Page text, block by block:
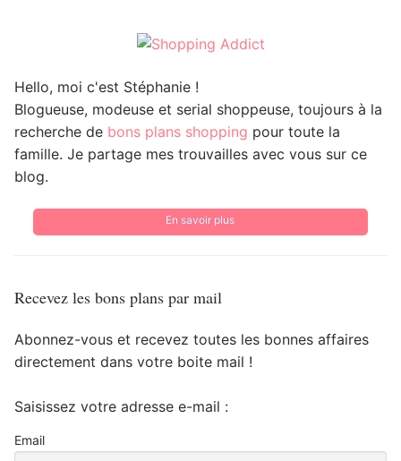
Hello, moi c'est Stéphanie !
Blogueuse, modeuse et serial shoppeuse, toujours à la
recherche de bons plans shopping pour toute la
famille. Je partage mes trouvailles avec vous sur ce
blog.
En savoir plus
Recevez les bons plans par mail
Abonnez-vous et recevez toutes les bonnes affaires
directement dans votre boite mail !
Saisissez votre adresse e-mail :
Email